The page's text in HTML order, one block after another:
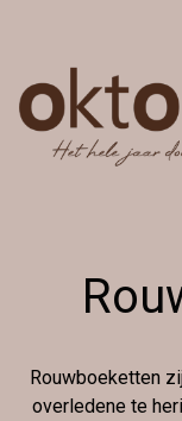
Rouwboeketten
overledene te